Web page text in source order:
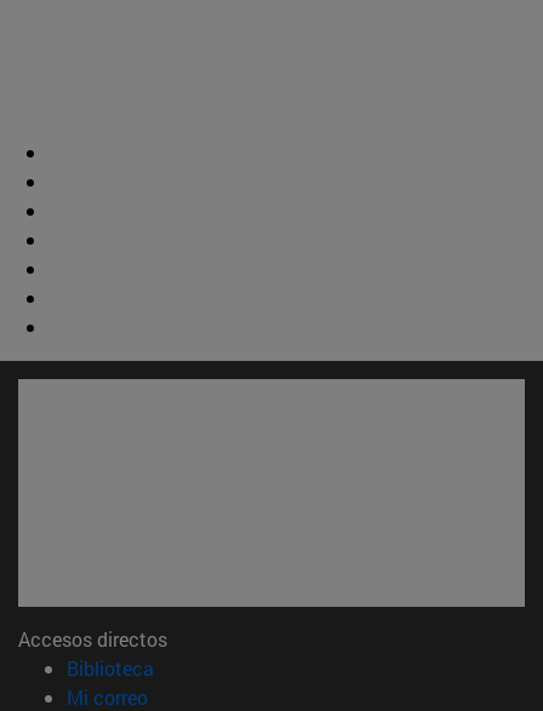
Accesos directos
Biblioteca
Mi correo(abre en nueva ventana)